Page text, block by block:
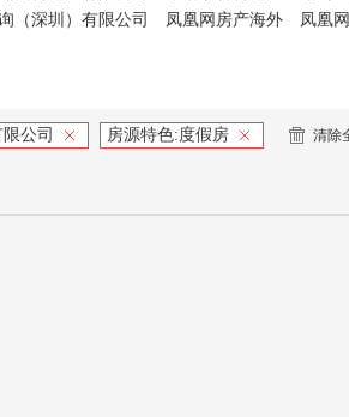
（深圳）有限公司 凤凰网房产海外 凤凰
公司 房源特色:度假房 清除